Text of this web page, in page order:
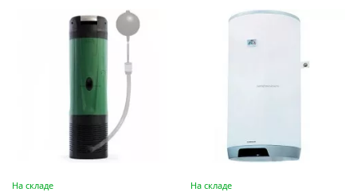
На складе На складе